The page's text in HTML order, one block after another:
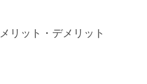
メリット・デメリット